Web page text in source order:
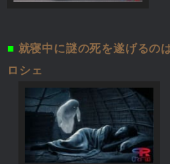
■ 就寝中に謎の死を遂げるの
ロシェ